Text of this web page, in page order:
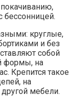
бессонницей.
круглые,
и без
собой
формы, на
Крепится такое
на
мебели.